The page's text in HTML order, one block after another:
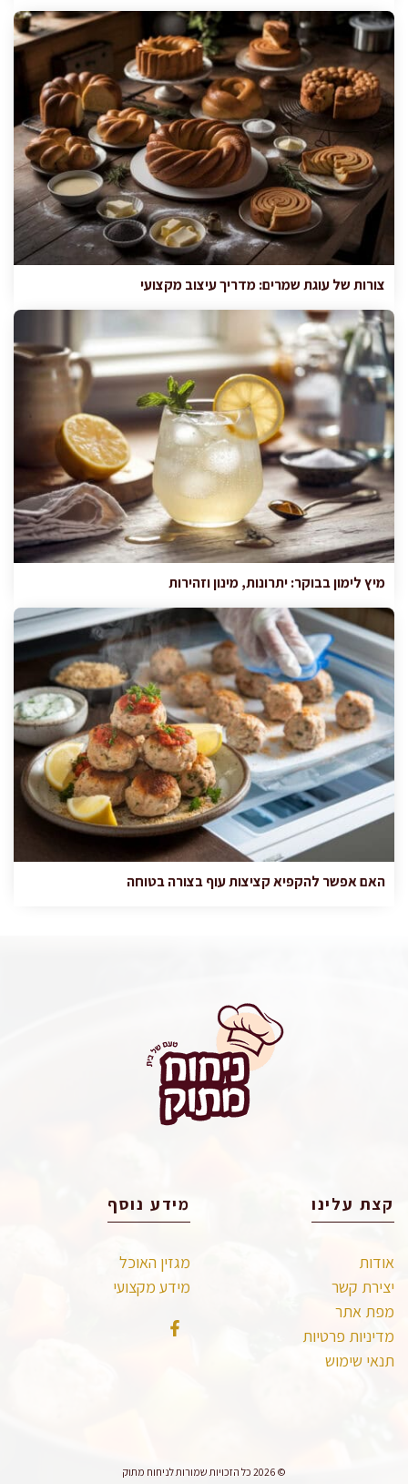
צורות של עוגת שמרים: מדריך עיצוב מקצועי
מיץ לימון בבוקר: יתרונות, מינון וזהירות
האם אפשר להקפיא קציצות עוף בצורה בטוחה
קצת עלינו
אודות
יצירת קשר
מפת אתר
מדיניות פרטיות
תנאי שימוש
מידע נוסף
מגזין האוכל
מידע מקצועי
© 2026 כל הזכויות שמורות לניחוח מתוק